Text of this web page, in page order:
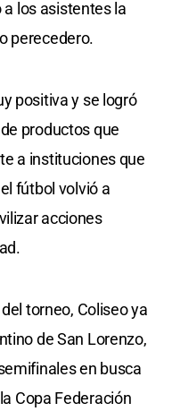
a los asistentes la
perecedero.
positiva y se logró
productos que
a instituciones que
fútbol volvió a
acciones
torneo, Coliseo ya
de San Lorenzo,
en busca
Copa Federación